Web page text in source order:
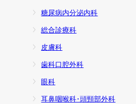
糖尿病内分泌内科
総合診療科
皮膚科
歯科口腔外科
眼科
耳鼻咽喉科･頭頸部外科